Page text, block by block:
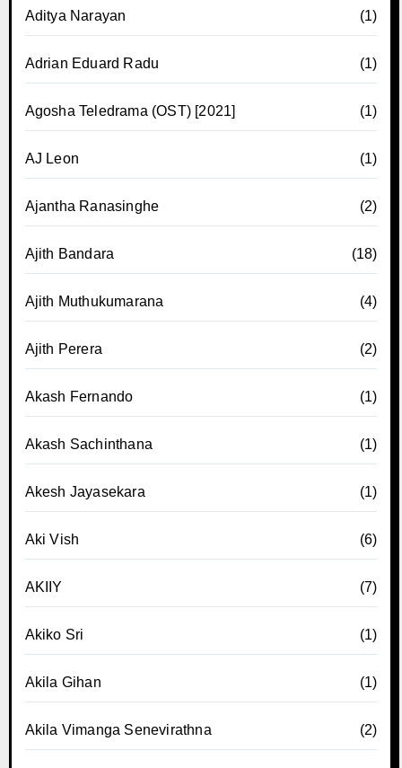
Aditya Narayan (1)
Adrian Eduard Radu (1)
Agosha Teledrama (OST) [2021] (1)
AJ Leon (1)
Ajantha Ranasinghe (2)
Ajith Bandara (18)
Ajith Muthukumarana (4)
Ajith Perera (2)
Akash Fernando (1)
Akash Sachinthana (1)
Akesh Jayasekara (1)
Aki Vish (6)
AKIIY (7)
Akiko Sri (1)
Akila Gihan (1)
Akila Vimanga Senevirathna (2)